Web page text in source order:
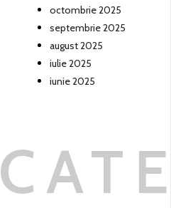
octombrie 2025
septembrie 2025
august 2025
iulie 2025
iunie 2025